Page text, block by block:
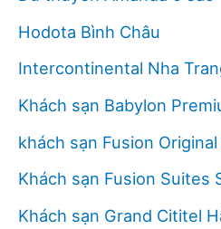
Hodota Bình Châu
Intercontinental Nha
Khách sạn Babylon
khách sạn Fusion
Khách sạn Fusion Suites
Khách sạn Grand Cititel